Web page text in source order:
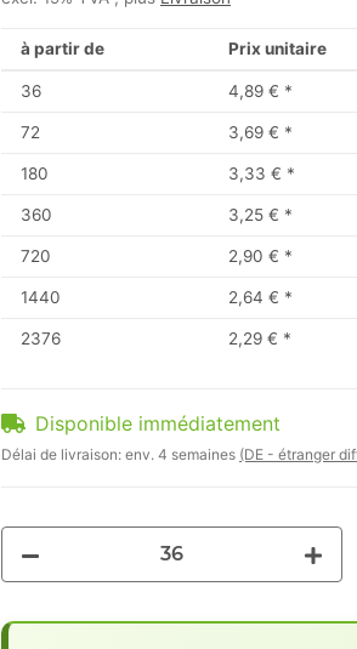
à partir de Prix unitaire
36 4,89 € *
72 3,69 € *
180 3,33 € *
360 3,25 € *
720 2,90 € *
1440 2,64 € *
2376 2,29 € *
Disponible immédiatement
Délai de livraison: env. 4 semaines (DE - étranger